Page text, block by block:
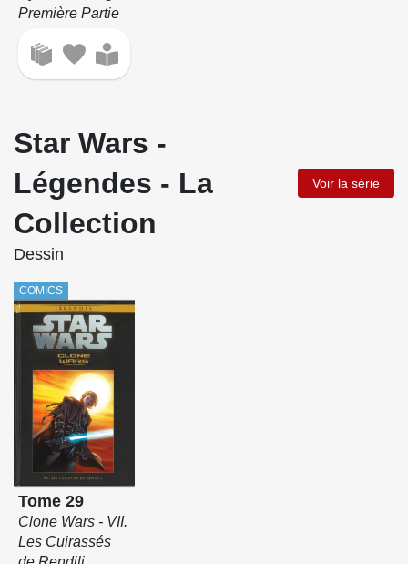
Première Partie
Star Wars -
Légendes - La
Collection
Voir la série
Dessin
COMICS
Tome 29
Clone Wars - VII.
Les Cuirassés